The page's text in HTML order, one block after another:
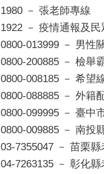
1980 － 張老師專線
1922 － 疫情通報及
0800-013999 － 男性
0800-200885 － 檢舉
0800-008185 － 希望
0800-088885 － 外籍
0800-099995 － 臺中
0800-009885 － 南投
03-7355047 － 苗栗
04-7263135 － 彰化